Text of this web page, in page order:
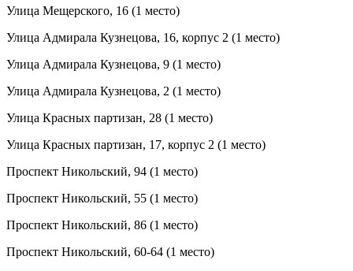
Улица Мещерского, 16 (1 место)
Улица Адмирала Кузнецова, 16, корпус 2 (1 место)
Улица Адмирала Кузнецова, 9 (1 место)
Улица Адмирала Кузнецова, 2 (1 место)
Улица Красных партизан, 28 (1 место)
Улица Красных партизан, 17, корпус 2 (1 место)
Проспект Никольский, 94 (1 место)
Проспект Никольский, 55 (1 место)
Проспект Никольский, 86 (1 место)
Проспект Никольский, 60-64 (1 место)